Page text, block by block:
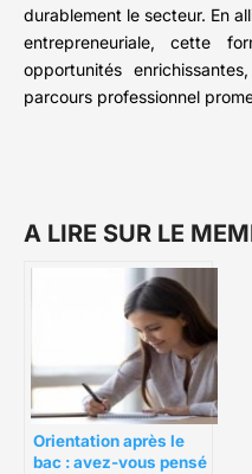
durablement le secteur. En
entrepreneuriale, cette
opportunités
parcours professionnel
A LIRE SUR LE
Orientation après le
bac : avez-vous pensé